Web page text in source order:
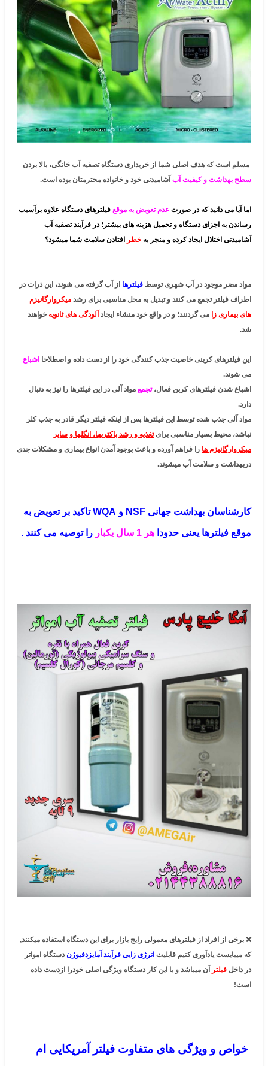
مسلم است که هدف اصلی شما از خریداری دستگاه تصفیه آب خانگی، بالا بردن
سطح بهداشت و کیفیت آب آشامیدنی خود و خانواده محترمتان بوده است.
اما آیا می دانید که در صورت عدم تعویض به موقع فیلترهای دستگاه علاوه برآسیب
رساندن به اجزای دستگاه و تحمیل هزینه های بیشتر؛ در فرآیند تصفیه آب
آشامیدنی اختلال ایجاد کرده و منجر به خطر افتادن سلامت شما میشود؟
مواد مضر موجود در آب شهری توسط فیلترها از آب گرفته می شوند، این ذرات در
اطراف فیلتر تجمع می کنند و تبدیل به محل مناسبی برای رشد میکروارگانیزم
های بیماری زا
می گردنند؛ و در واقع خود منشاء ایجاد آلودگی های ثانویه خواهند
شد.
این فیلترهای کربنی خاصیت جذب کنندگی خود را از دست داده و اصطلاحا اشباع
می شوند.
اشباع شدن فیلترهای کربن فعال،تجمع مواد آلی در این فیلترها را نیز به دنبال
دارد.
مواد آلی جذب شده توسط این فیلترها پس از اینکه فیلتر دیگر قادر به جذب کلر
نباشد، محیط بسیار مناسبی برایتغذیه و رشد باکتریها، انگلها و سایر
میکروارگانیزم ها را فراهم آورده و باعث بوجود آمدن انواع بیماری و مشکلات جدی
دربهداشت و سلامت آب میشوند.
کارشناسان بهداشت جهانی NSF و WQA تاکید بر تعویض به
موقع فیلترها یعنی حدودا هر 1 سال یکبار را توصیه می کنند .
❌ برخی از افراد از فیلترهای معمولی رایج بازار برای این دستگاه استفاده میکنند,
که میبایست یادآوری کنیم قابلیت انرژی زایی فرآیند آمایزدفیوژن دستگاه امواتر
در داخل فیلتر
آن میباشد و با این کار دستگاه ویژگی اصلی خودرا ازدست داده
است!
خواص و ویژگی های متفاوت فیلتر آمریکایی ام